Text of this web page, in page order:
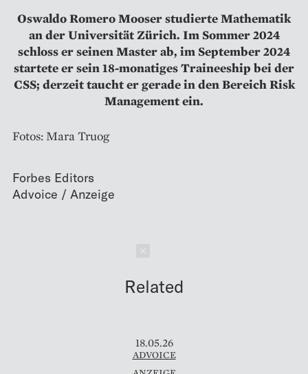
Oswaldo Romero Mooser studierte Mathematik
an der Universität Zürich. Im Sommer 2024
schloss er seinen Master ab, im September 2024
startete er sein 18-monatiges Traineeship bei der
CSS; derzeit taucht er gerade in den Bereich Risk
Management ein.
Fotos: Mara Truog
Forbes Editors
Related
18.05.26
ADVOICE